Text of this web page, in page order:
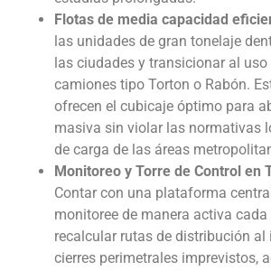
Flotas de media capacidad
las unidades de gran tonelaje
las ciudades y transicionar al
camiones tipo Torton o Rabón.
ofrecen el cubicaje óptimo para
masiva sin violar las normativas
de carga de las áreas
Monitoreo y Torre de Control en
Contar con una plataforma
monitoree de manera activa
recalcular rutas de distribución al
cierres perimetrales imprevistos,